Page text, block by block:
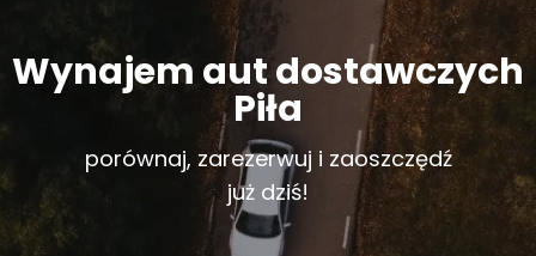
Wynajem aut dostawczych
Piła
porównaj, zarezerwuj i zaoszczędź
już dziś!